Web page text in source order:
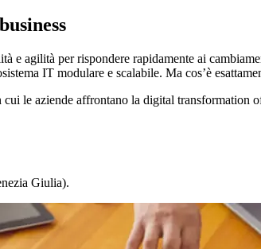
e agilità per rispondere rapidamente ai
IT modulare e scalabile. Ma cos’è
le aziende affrontano la digital transformation
Giulia).